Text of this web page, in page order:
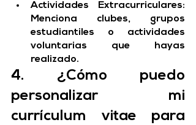
Actividades Extracurriculares:
Menciona clubes, grupos
estudiantiles o actividades
voluntarias que hayas
realizado.
4. ¿Cómo puedo
personalizar mi
currículum vitae para